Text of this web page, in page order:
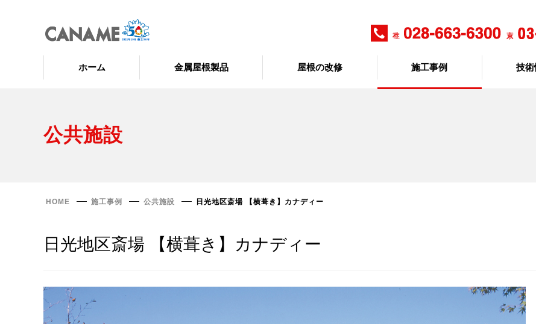
ホーム 金属屋根製品 屋根の改修 施工事例 技術
公共施設
HOME 施工事例 公共施設 日光地区斎場 【横葺き】カナディー
日光地区斎場 【横葺き】カナディー